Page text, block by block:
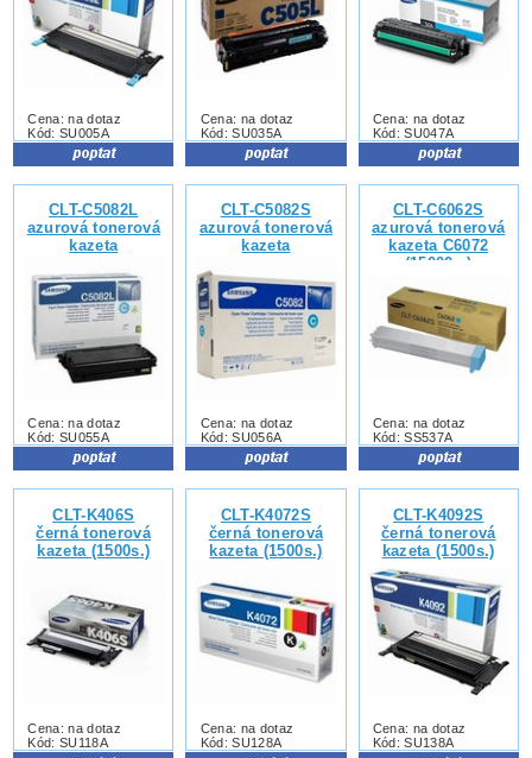
Cena: na dotaz
Kód: SU005A
Cena: na dotaz
Kód: SU035A
Cena: na dotaz
Kód: SU047A
CLT-C5082L
azurová tonerová
kazeta
Cena: na dotaz
Kód: SU055A
CLT-C5082S
azurová tonerová
kazeta
Cena: na dotaz
Kód: SU056A
CLT-C6062S
azurová tonerová
kazeta C6072
(15000s.)
Cena: na dotaz
Kód: SS537A
CLT-K406S
černá tonerová
kazeta (1500s.)
Cena: na dotaz
Kód: SU118A
CLT-K4072S
černá tonerová
kazeta (1500s.)
Cena: na dotaz
Kód: SU128A
CLT-K4092S
černá tonerová
kazeta (1500s.)
Cena: na dotaz
Kód: SU138A